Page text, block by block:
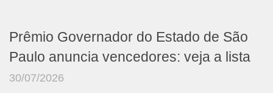
Prêmio Governador do Estado de São
Paulo anuncia vencedores: veja a lista
30/07/2026